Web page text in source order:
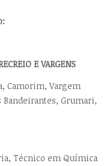
E VARGENS
Camorim, Vargem
Bandeirantes, Grumari,
Técnico em Química